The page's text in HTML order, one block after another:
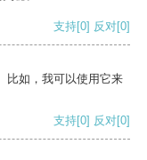
支持[0] 反对[0]
比如，我可以使用它来
支持[0] 反对[0]